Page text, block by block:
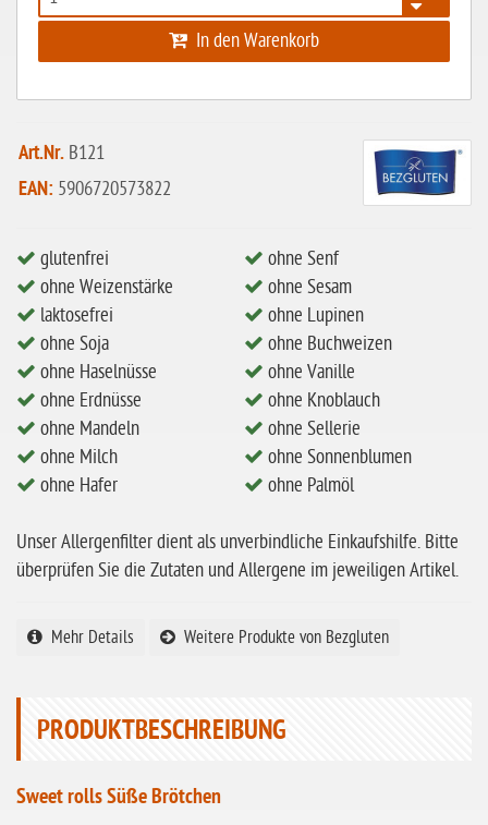
ohne Ei
ohne Soja
ohne Haselnüsse
vegan
eiweißarm / PKU
ohne Mandeln
ohne Milch
ohne Hafer
ohne Zuckerzusatz
ohne Reis
ohne Mais
ohne Senf
ohne Sesam
ohne Guarkernmehl
ohne Vanille
ohne Sellerie
In den Warenkorb
Art.Nr. B121
EAN: 5906720573822
glutenfrei
ohne Weizenstärke
laktosefrei
ohne Soja
ohne Haselnüsse
ohne Erdnüsse
ohne Mandeln
ohne Milch
ohne Hafer
ohne Senf
ohne Sesam
ohne Lupinen
ohne Buchweizen
ohne Vanille
ohne Knoblauch
ohne Sellerie
ohne Sonnenblumen
ohne Palmöl
Unser Allergenfilter dient als unverbindliche Einkaufshilfe. Bitte
überprüfen Sie die Zutaten und Allergene im jeweiligen Artikel.
Mehr Details Weitere Produkte von Bezgluten
PRODUKTBESCHREIBUNG
Sweet rolls Süße Brötchen